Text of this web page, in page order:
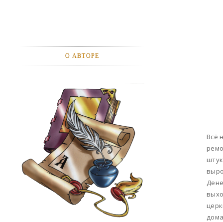
Всё
ЛЮДИ
ПОДРОСТКИ
ГОРОДА
ЭКСПЕРЕМЕНТЫ
ЖИЛЬЕ
ЗВЕЗДЫ
О АВТОРЕ